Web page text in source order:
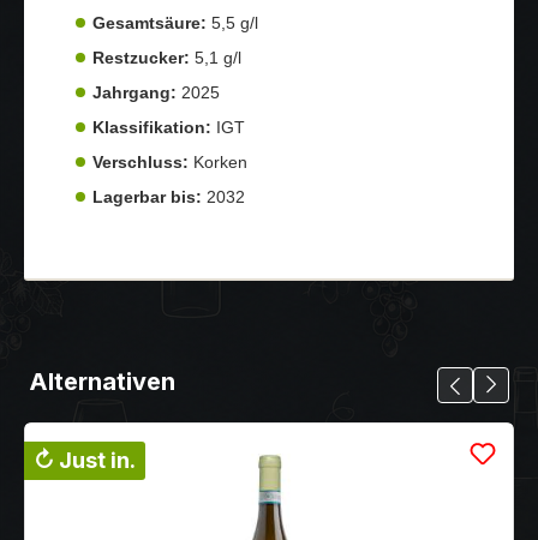
Gesamtsäure: 5,5 g/l
Restzucker: 5,1 g/l
Jahrgang: 2025
Klassifikation: IGT
Verschluss: Korken
Lagerbar bis: 2032
Alternativen
↻ Just in.